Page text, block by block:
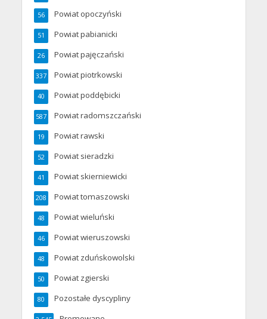
Powiat opoczyński
56
Powiat pabianicki
51
Powiat pajęczański
26
Powiat piotrkowski
337
Powiat poddębicki
40
Powiat radomszczański
587
Powiat rawski
19
Powiat sieradzki
52
Powiat skierniewicki
41
Powiat tomaszowski
208
Powiat wieluński
48
Powiat wieruszowski
46
Powiat zduńskowolski
48
Powiat zgierski
50
Pozostałe dyscypliny
80